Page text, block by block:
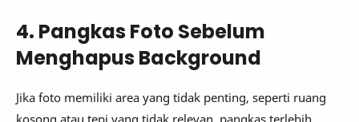
4. Pangkas Foto Sebelum
Menghapus Background
Jika foto memiliki area yang tidak penting, seperti ruang